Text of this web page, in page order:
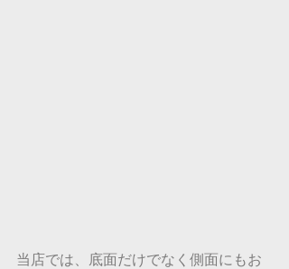
当店では、底面だけでなく側面にもお